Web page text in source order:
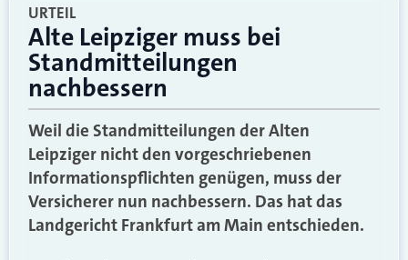
URTEIL
Alte Leipziger muss bei
Standmitteilungen
nachbessern
Weil die Standmitteilungen der Alten
Leipziger nicht den vorgeschriebenen
Informationspflichten genügen, muss der
Versicherer nun nachbessern. Das hat das
Landgericht Frankfurt am Main entschieden.